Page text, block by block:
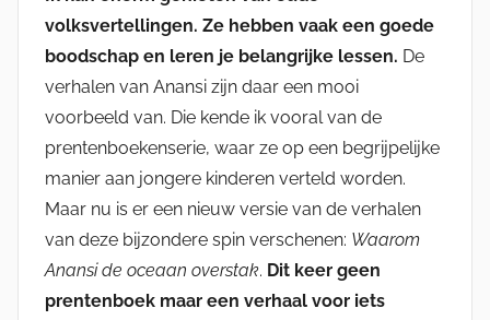
volksvertellingen. Ze hebben vaak een goede
boodschap en leren je belangrijke lessen. De
verhalen van Anansi zijn daar een mooi
voorbeeld van. Die kende ik vooral van de
prentenboekenserie, waar ze op een begrijpelijke
manier aan jongere kinderen verteld worden.
Maar nu is er een nieuw versie van de verhalen
van deze bijzondere spin verschenen: Waarom
Anansi de oceaan overstak. Dit keer geen
prentenboek maar een verhaal voor iets